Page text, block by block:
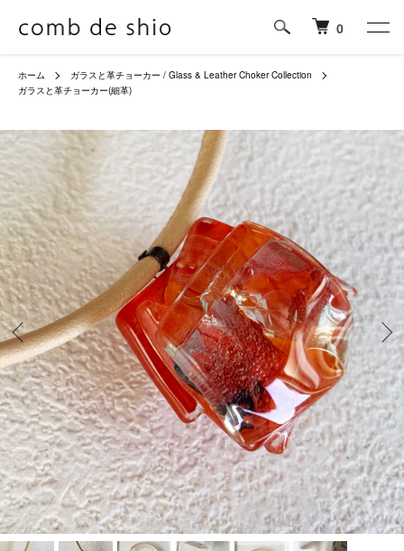
0
ホーム
ガラスと革チョーカー / Glass & Leather Choker Collection
ガラスと革チョーカー(細革)